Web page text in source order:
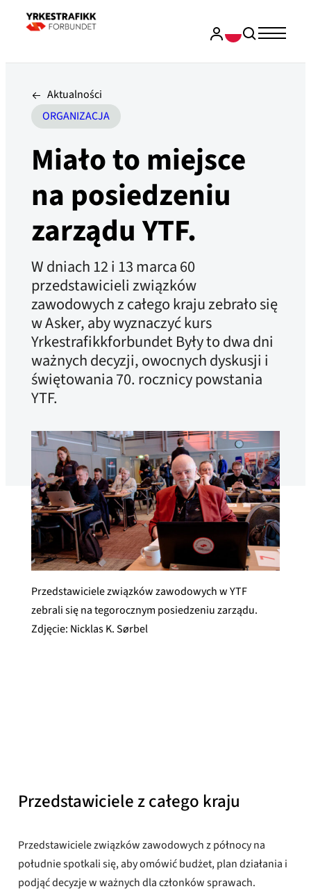
Aktualności
ORGANIZACJA
Miało to miejsce
na posiedzeniu
zarządu YTF.
W dniach 12 i 13 marca 60
przedstawicieli związków
zawodowych z całego kraju zebrało się
w Asker, aby wyznaczyć kurs
Yrkestrafikkforbundet Były to dwa dni
ważnych decyzji, owocnych dyskusji i
świętowania 70. rocznicy powstania
YTF.
Przedstawiciele związków zawodowych w YTF
zebrali się na tegorocznym posiedzeniu zarządu.
Zdjęcie: Nicklas K. Sørbel
Przedstawiciele z całego kraju
Przedstawiciele związków zawodowych z północy na
południe spotkali się, aby omówić budżet, plan działania i
podjąć decyzje w ważnych dla członków sprawach.